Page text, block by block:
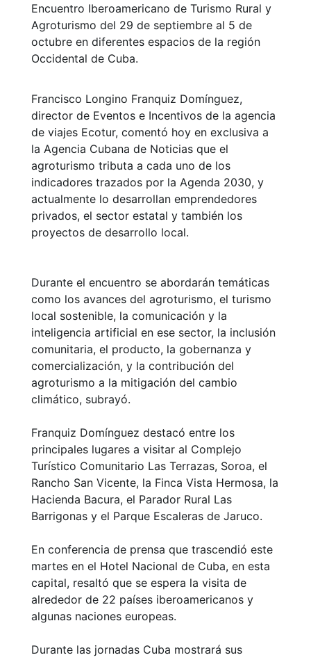
Encuentro Iberoamericano de Turismo Rural y
Agroturismo del 29 de septiembre al 5 de
octubre en diferentes espacios de la región
Occidental de Cuba.
Francisco Longino Franquiz Domínguez,
director de Eventos e Incentivos de la agencia
de viajes Ecotur, comentó hoy en exclusiva a
la Agencia Cubana de Noticias que el
agroturismo tributa a cada uno de los
indicadores trazados por la Agenda 2030, y
actualmente lo desarrollan emprendedores
privados, el sector estatal y también los
proyectos de desarrollo local.
Durante el encuentro se abordarán temáticas
como los avances del agroturismo, el turismo
local sostenible, la comunicación y la
inteligencia artificial en ese sector, la inclusión
comunitaria, el producto, la gobernanza y
comercialización, y la contribución del
agroturismo a la mitigación del cambio
climático, subrayó.
Franquiz Domínguez destacó entre los
principales lugares a visitar al Complejo
Turístico Comunitario Las Terrazas, Soroa, el
Rancho San Vicente, la Finca Vista Hermosa, la
Hacienda Bacura, el Parador Rural Las
Barrigonas y el Parque Escaleras de Jaruco.
En conferencia de prensa que trascendió este
martes en el Hotel Nacional de Cuba, en esta
capital, resaltó que se espera la visita de
alrededor de 22 países iberoamericanos y
algunas naciones europeas.
Durante las jornadas Cuba mostrará sus